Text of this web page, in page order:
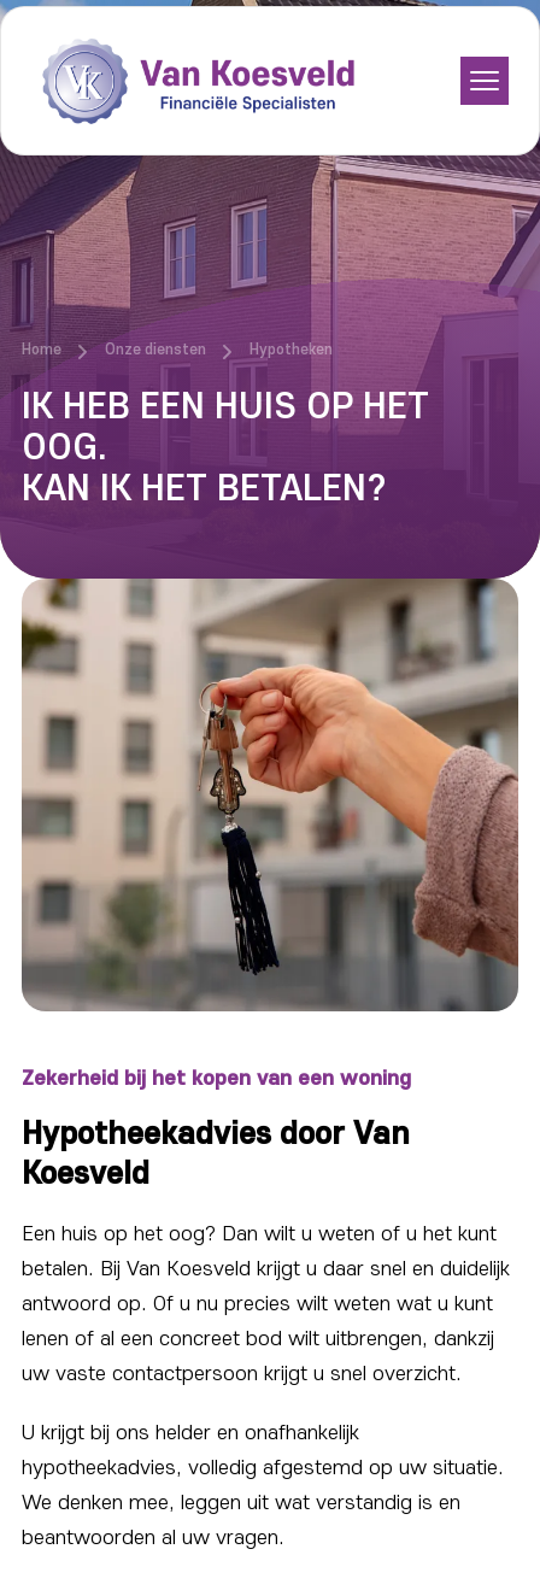
Home Onze diensten Hypotheken
IK HEB EEN HUIS OP HET
OOG.
KAN IK HET BETALEN?
Zekerheid bij het kopen van een woning
Hypotheekadvies door Van
Koesveld
Een huis op het oog? Dan wilt u weten of u het kunt
betalen. Bij Van Koesveld krijgt u daar snel en duidelijk
antwoord op. Of u nu precies wilt weten wat u kunt
lenen of al een concreet bod wilt uitbrengen, dankzij
uw vaste contactpersoon krijgt u snel overzicht.
U krijgt bij ons helder en onafhankelijk
hypotheekadvies, volledig afgestemd op uw situatie.
We denken mee, leggen uit wat verstandig is en
beantwoorden al uw vragen.
Bedrijfsfinancieringen
Beleggingen
Budgetcoaching
Hypotheken
Pensioenen
Verzekeringen